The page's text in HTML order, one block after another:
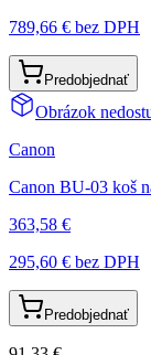
789,66 € bez DPH
Predobjednať
Obrázok
Canon
Canon BU-03 koš
363,58 €
295,60 € bez DPH
Predobjednať